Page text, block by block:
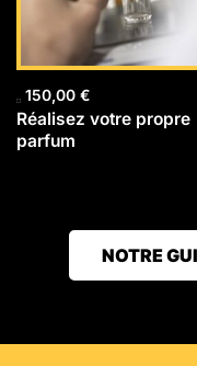
150,00 €
Réalisez votre propre
parfum
NOTRE